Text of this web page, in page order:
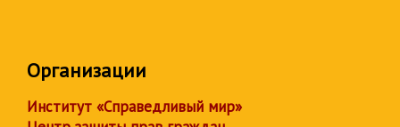
Организации
Институт «Справедливый мир»